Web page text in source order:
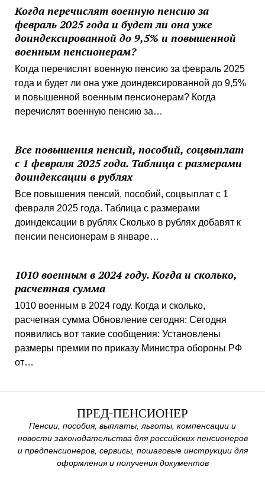
Когда перечислят военную пенсию за
февраль 2025 года и будет ли она уже
доиндексированной до 9,5% и повышенной
военным пенсионерам?
Когда перечислят военную пенсию за февраль 2025
года и будет ли она уже доиндексированной до 9,5%
и повышенной военным пенсионерам? Когда
перечислят военную пенсию за…
Все повышения пенсий, пособий, соцвыплат
с 1 февраля 2025 года. Таблица с размерами
доиндексации в рублях
Все повышения пенсий, пособий, соцвыплат с 1
февраля 2025 года. Таблица с размерами
доиндексации в рублях Сколько в рублях добавят к
пенсии пенсионерам в январе…
1010 военным в 2024 году. Когда и сколько,
расчетная сумма
1010 военным в 2024 году. Когда и сколько,
расчетная сумма Обновление сегодня: Сегодня
появились вот такие сообщения: Установлены
размеры премии по приказу Министра обороны РФ
от…
ПРЕД-ПЕНСИОНЕР
Пенсии, пособия, выплаты, льготы, компенсации и
новости законодательства для российских пенсионеров
и предпенсионеров, сервисы, пошаговые инструкции для
оформления и получения документов